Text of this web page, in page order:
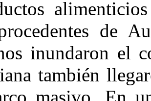
de
inundaron el
también
masivo. En